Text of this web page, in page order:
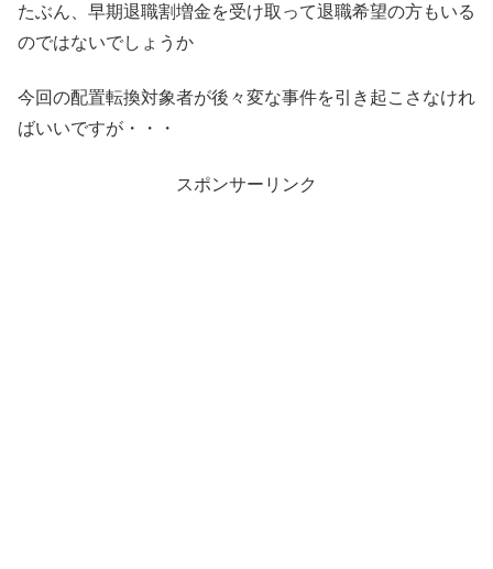
たぶん、早期退職割増金を受け取って退職希望の方もいる
のではないでしょうか
今回の配置転換対象者が後々変な事件を引き起こさなけれ
ばいいですが・・・
スポンサーリンク